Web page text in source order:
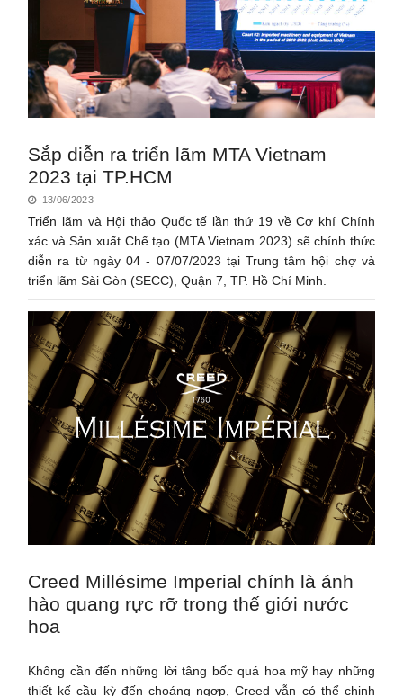
Sắp diễn ra triển lãm MTA Vietnam
2023 tại TP.HCM
13/06/2023
Triển lãm và Hội thảo Quốc tế lần thứ 19 về Cơ khí Chính
xác và Sản xuất Chế tạo (MTA Vietnam 2023) sẽ chính thức
diễn ra từ ngày 04 - 07/07/2023 tại Trung tâm hội chợ và
triển lãm Sài Gòn (SECC), Quận 7, TP. Hồ Chí Minh.
Creed Millésime Imperial chính là ánh
hào quang rực rỡ trong thế giới nước
hoa
Không cần đến những lời tâng bốc quá hoa mỹ hay những
thiết kế cầu kỳ đến choáng ngợp, Creed vẫn có thể chinh